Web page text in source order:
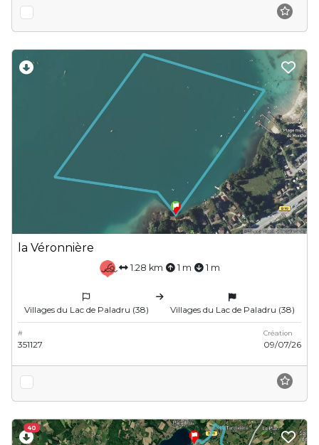
la Véronnière
1.28 km 1 m 1 m
Villages du Lac de Paladru (38) Villages du Lac de Paladru (38)
#
351127
Création
09/07/26
40